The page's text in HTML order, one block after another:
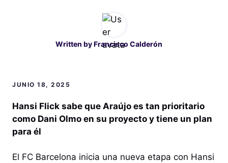
Written byFrancisco Calderón
JUNIO 18, 2025
Hansi Flick sabe que Araújo es tan prioritario
como Dani Olmo en su proyecto y tiene un plan
para él
El FC Barcelona inicia una nueva etapa con Hansi